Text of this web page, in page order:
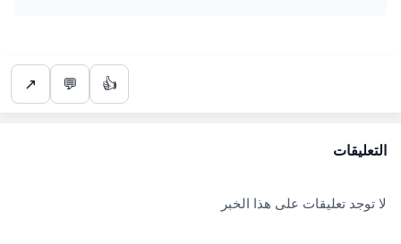
👍
💬
↗
التعليقات
لا توجد تعليقات على هذا الخبر